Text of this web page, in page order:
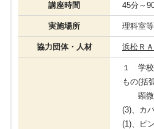
講座時間 45分～
実施場所 理科室等
協力団体・人材 浜松Ｒ
１ 学校
もの(括
顕微
(3)、カ
(1)、ピ